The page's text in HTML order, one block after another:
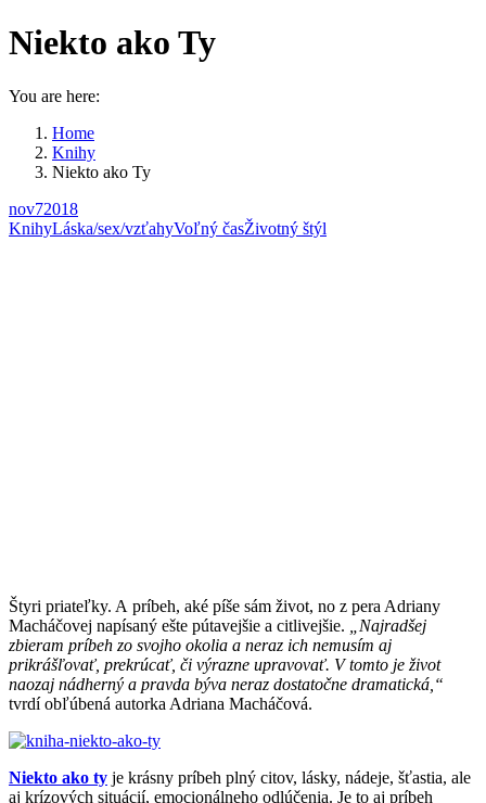
Niekto ako Ty
You are here:
Home
Knihy
Niekto ako Ty
nov72018
KnihyLáska/sex/vzťahyVoľný časŽivotný štýl
Štyri priateľky. A príbeh, aké píše sám život, no z pera Adriany
Macháčovej napísaný ešte pútavejšie a citlivejšie.
„Najradšej
zbieram príbeh zo svojho okolia a neraz ich nemusím aj
prikrášľovať, prekrúcať, či výrazne upravovať. V tomto je život
naozaj nádherný a pravda býva neraz dostatočne dramatická,“
tvrdí obľúbená autorka Adriana Macháčová.
Niekto ako ty je krásny príbeh plný citov, lásky, nádeje, šťastia, ale
aj krízových situácií, emocionálneho odlúčenia. Je to aj príbeh